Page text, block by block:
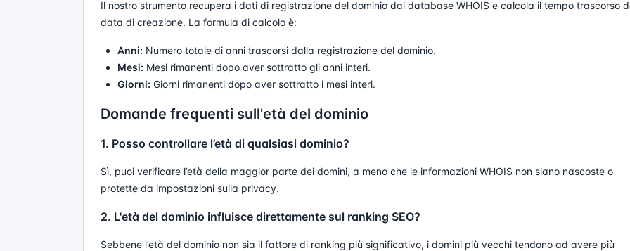
Il nostro strumento recupera i dati di registrazione del dominio dai database WHOIS e calcola il tempo trascorso
data di creazione. La formula di calcolo è:
Anni: Numero totale di anni trascorsi dalla registrazione del dominio.
Mesi: Mesi rimanenti dopo aver sottratto gli anni interi.
Giorni: Giorni rimanenti dopo aver sottratto i mesi interi.
Domande frequenti sull'età del dominio
1. Posso controllare l’età di qualsiasi dominio?
Sì, puoi verificare l’età della maggior parte dei domini, a meno che le informazioni WHOIS non siano nascoste o
protette da impostazioni sulla privacy.
2. L'età del dominio influisce direttamente sul ranking SEO?
Sebbene l’età del dominio non sia il fattore di ranking più significativo, i domini più vecchi tendono ad avere più